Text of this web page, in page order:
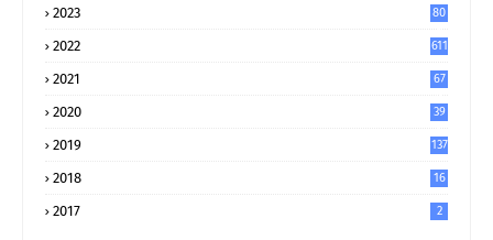
2023
80
2022 611
2021
67
2020
39
2019 137
2018 16
2017 2